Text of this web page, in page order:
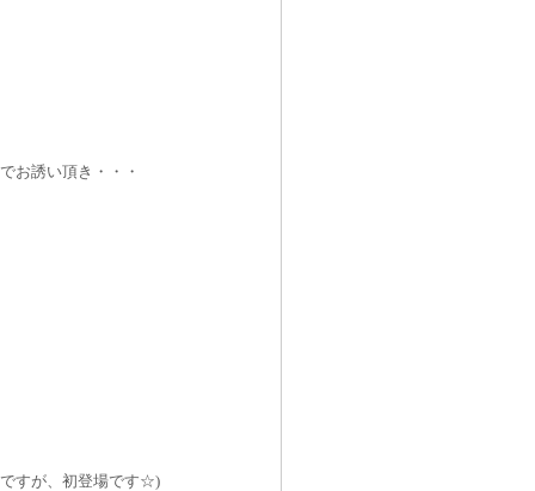
お誘い頂き・・・
すが、初登場です☆)